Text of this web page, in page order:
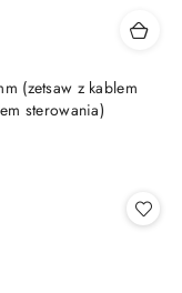
(zetsaw z kablem
sterowania)